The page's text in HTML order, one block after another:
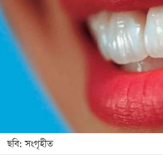
সারাদেশ
খেলা
বিনোদন
লাইফ
শিক্ষা
ছবি: সংগৃহীত